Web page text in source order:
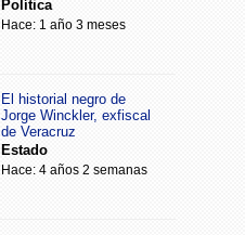
Política
Hace: 1 año 3 meses
El historial negro de
Jorge Winckler, exfiscal
de Veracruz
Estado
Hace: 4 años 2 semanas